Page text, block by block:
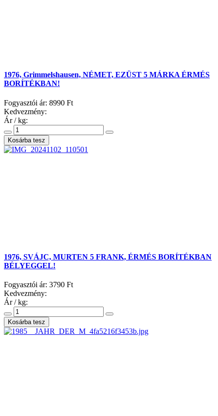
1976, Grimmelshausen, NÉMET, EZÜST 5 MÁRKA ÉRMÉS
BORÍTÉKBAN!
Fogyasztói ár: 8990 Ft
Kedvezmény:
Ár / kg:
1976, SVÁJC, MURTEN 5 FRANK, ÉRMÉS BORÍTÉKBAN
BÉLYEGGEL!
Fogyasztói ár: 3790 Ft
Kedvezmény:
Ár / kg: